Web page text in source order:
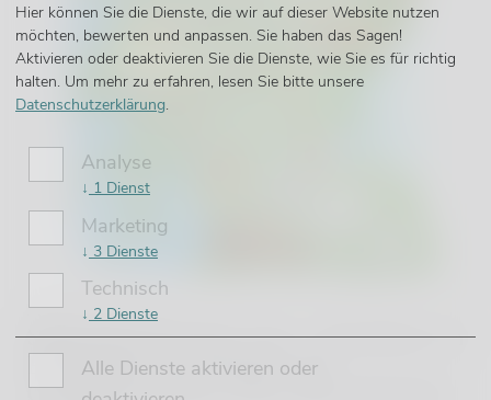
MULTI STOP TRIP
Schottland mit dem Auto – Roadtrip von
Edinburgh nach Glasgow mit
Hier können Sie die Dienste, die wir auf dieser Website nutzen
möchten, bewerten und anpassen. Sie haben das Sagen!
Aktivieren oder deaktivieren Sie die Dienste, wie Sie es für richtig
halten. Um mehr zu erfahren, lesen Sie bitte unsere
Datenschutzerklärung.
Analyse
↓ 1 Dienst
Marketing
↓ 3 Dienste
Technisch
↓ 2 Dienste
Alle Dienste aktivieren oder